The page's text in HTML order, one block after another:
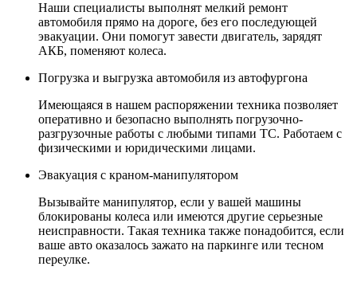
Наши специалисты выполнят мелкий ремонт
автомобиля прямо на дороге, без его последующей
эвакуации. Они помогут завести двигатель, зарядят
АКБ, поменяют колеса.
Погрузка и выгрузка автомобиля из автофургона
Имеющаяся в нашем распоряжении техника позволяет
оперативно и безопасно выполнять погрузочно-
разгрузочные работы с любыми типами ТС. Работаем с
физическими и юридическими лицами.
Эвакуация с краном-манипулятором
Вызывайте манипулятор, если у вашей машины
блокированы колеса или имеются другие серьезные
неисправности. Такая техника также понадобится, если
ваше авто оказалось зажато на паркинге или тесном
переулке.